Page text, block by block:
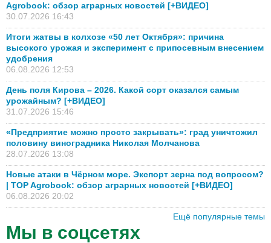
Agrobook: обзор аграрных новостей [+ВИДЕО]
30.07.2026 16:43
Итоги жатвы в колхозе «50 лет Октября»: причина
высокого урожая и эксперимент с припосевным внесением
удобрения
06.08.2026 12:53
День поля Кирова – 2026. Какой сорт оказался самым
урожайным? [+ВИДЕО]
31.07.2026 15:46
«Предприятие можно просто закрывать»: град уничтожил
половину виноградника Николая Молчанова
28.07.2026 13:08
Новые атаки в Чёрном море. Экспорт зерна под вопросом?
| TOP Agrobook: обзор аграрных новостей [+ВИДЕО]
06.08.2026 20:02
Ещё популярные темы
Мы в соцсетях